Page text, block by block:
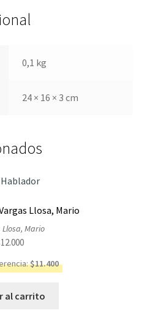
0,1 kg
24 × 16 × 3 cm
Llosa, Mario
Llosa, Mario
12.000
$11.400
al carrito